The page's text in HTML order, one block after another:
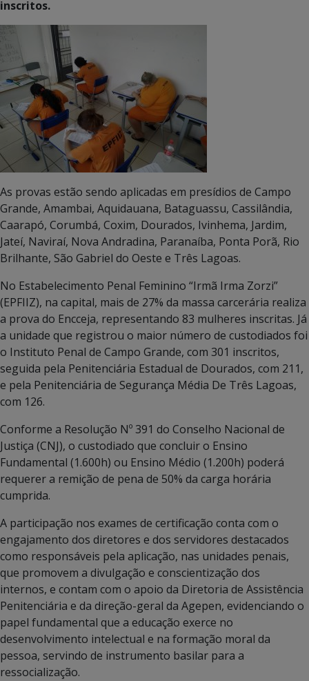
inscritos.
As provas estão sendo aplicadas em presídios de Campo
Grande, Amambai, Aquidauana, Bataguassu, Cassilândia,
Caarapó, Corumbá, Coxim, Dourados, Ivinhema, Jardim,
Jateí, Naviraí, Nova Andradina, Paranaíba, Ponta Porã, Rio
Brilhante, São Gabriel do Oeste e Três Lagoas.
No Estabelecimento Penal Feminino “Irmã Irma Zorzi”
(EPFIIZ), na capital, mais de 27% da massa carcerária realiza
a prova do Encceja, representando 83 mulheres inscritas. Já
a unidade que registrou o maior número de custodiados foi
o Instituto Penal de Campo Grande, com 301 inscritos,
seguida pela Penitenciária Estadual de Dourados, com 211,
e pela Penitenciária de Segurança Média De Três Lagoas,
com 126.
Conforme a Resolução Nº 391 do Conselho Nacional de
Justiça (CNJ), o custodiado que concluir o Ensino
Fundamental (1.600h) ou Ensino Médio (1.200h) poderá
requerer a remição de pena de 50% da carga horária
cumprida.
A participação nos exames de certificação conta com o
engajamento dos diretores e dos servidores destacados
como responsáveis pela aplicação, nas unidades penais,
que promovem a divulgação e conscientização dos
internos, e contam com o apoio da Diretoria de Assistência
Penitenciária e da direção-geral da Agepen, evidenciando o
papel fundamental que a educação exerce no
desenvolvimento intelectual e na formação moral da
pessoa, servindo de instrumento basilar para a
ressocialização.